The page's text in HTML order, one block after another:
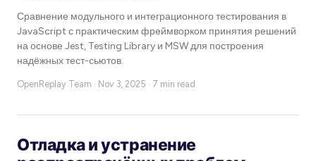
Сравнение модульного и интеграционного тестирования в
JavaScript с практическим фреймворком принятия решений
на основе Jest, Testing Library и MSW для построения
надёжных тест-сьютов.
OpenReplay Team · Nov 3, 2025 · 7 min read
Отладка и устранение